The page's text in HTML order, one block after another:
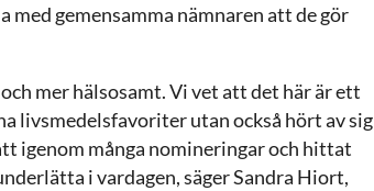
med gemensamma nämnaren att de gör
mer hälsosamt. Vi vet att det här är ett
livsmedelsfavoriter utan också hört av sig
igenom många nomineringar och hittat
i vardagen, säger Sandra Hiort,